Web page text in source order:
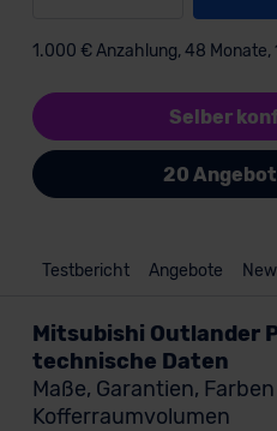
1.000 € Anzahlung, 48
Selber
20
Testbericht Angebote
Mitsubishi Outlander
technische Daten
Maße, Garantien,
Kofferraumvolumen